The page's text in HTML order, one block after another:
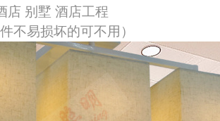
店 别墅 酒店工程
不易损坏的可不用）